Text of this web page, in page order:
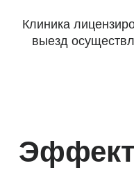
Клиника
выезд